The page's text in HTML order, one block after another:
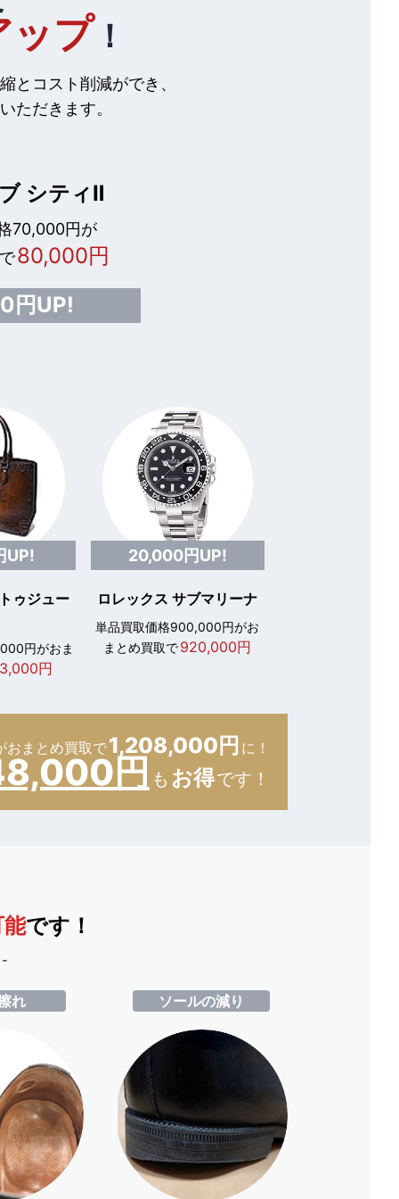
ップ ！
とコスト削減ができ、
ただきます。
シティⅡ
70,000円が
80,000円
円UP!
UP!
ゥジュー
円がおま
円
20,000円UP!
ロレックス サブマリーナ
単品買取価格900,000円がお
まとめ買取で920,000円
おまとめ買取で1,208,000円 に！
円 も お得です！
です！
-
れ ソールの減り